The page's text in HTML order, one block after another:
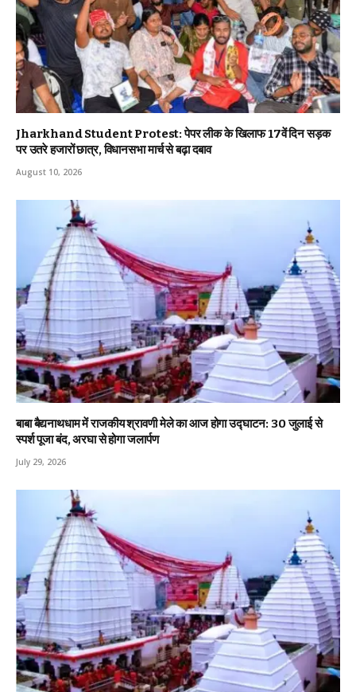
Jharkhand Student Protest: पेपर लीक के खिलाफ 17वें दिन सड़क
पर उतरे हजारों छात्र, विधानसभा मार्च से बढ़ा दबाव
August 10, 2026
बाबा बैद्यनाथधाम में राजकीय श्रावणी मेले का आज होगा उद्घाटन: 30 जुलाई से
स्पर्श पूजा बंद, अरघा से होगा जलार्पण
July 29, 2026